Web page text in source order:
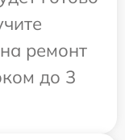
ремонт
до 3